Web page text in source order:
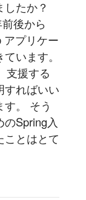
たか？
後から
アプリケー
います。
支援する
すればいい
。 そう
のSpring入
ことはとて